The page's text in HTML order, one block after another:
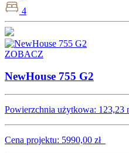
4
ZOBACZ
NewHouse 755 G2
Powierzchnia użytkowa: 123,23
Cena projektu: 5990,00 zł